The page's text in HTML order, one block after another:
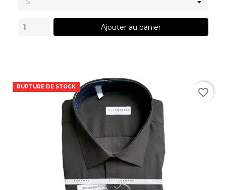
Ajouter au panier
RUPTURE DE STOCK favorite_border